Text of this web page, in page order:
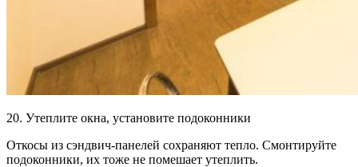
20. Утеплите окна, установите подоконники
Откосы из сэндвич-панелей сохраняют тепло. Смонтируйте
подоконники, их тоже не помешает утеплить.